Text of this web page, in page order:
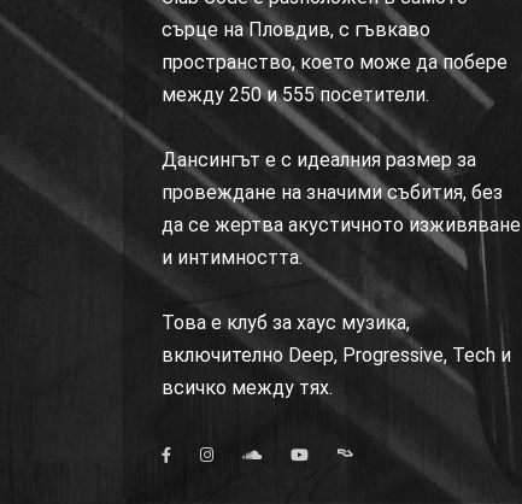
сърце на Пловдив, с гъвкаво
пространство, което може да побере
между 250 и 555 посетители.
Дансингът е с идеалния размер за
провеждане на значими събития, без
да се жертва акустичното изживяване
и интимността.
Това е клуб за хаус музика,
включително Deep, Progressive, Tech и
всичко между тях.